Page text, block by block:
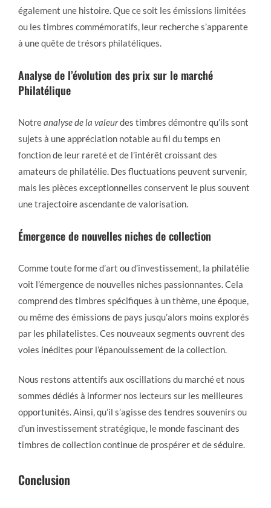
également une histoire. Que ce soit les émissions limitées
ou les timbres commémoratifs, leur recherche s’apparente
à une quête de trésors philatéliques.
Analyse de l’évolution des prix sur le marché
Philatélique
Notreanalyse de la valeurdes timbres démontre qu’ils sont
sujets à une appréciation notable au fil du temps en
fonction de leur rareté et de l’intérêt croissant des
amateurs de philatélie. Des fluctuations peuvent survenir,
mais les pièces exceptionnelles conservent le plus souvent
une trajectoire ascendante de valorisation.
Émergence de nouvelles niches de collection
Comme toute forme d’art ou d’investissement, la philatélie
voit l’émergence de nouvelles niches passionnantes. Cela
comprend des timbres spécifiques à un thème, une époque,
ou même des émissions de pays jusqu’alors moins explorés
par les philatelistes. Ces nouveaux segments ouvrent des
voies inédites pour l’épanouissement de la collection.
Nous restons attentifs aux oscillations du marché et nous
sommes dédiés à informer nos lecteurs sur les meilleures
opportunités. Ainsi, qu’il s’agisse des tendres souvenirs ou
d’un investissement stratégique, le monde fascinant des
timbres de collection continue de prospérer et de séduire.
Conclusion